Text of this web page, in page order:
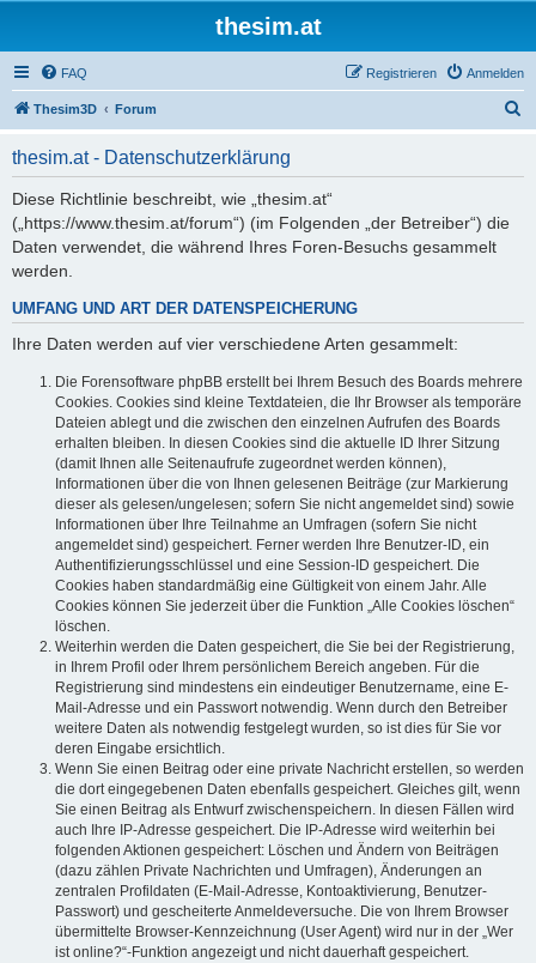
thesim.at
FAQ Anmelden
Registrieren
Thesim3D Forum
thesim.at - Datenschutzerklärung
Diese Richtlinie beschreibt, wie „thesim.at“
(„https://www.thesim.at/forum“) (im Folgenden „der Betreiber“) die
Daten verwendet, die während Ihres Foren-Besuchs gesammelt
werden.
UMFANG UND ART DER DATENSPEICHERUNG
Ihre Daten werden auf vier verschiedene Arten gesammelt:
Die Forensoftware phpBB erstellt bei Ihrem Besuch des Boards mehrere
Cookies. Cookies sind kleine Textdateien, die Ihr Browser als temporäre
Dateien ablegt und die zwischen den einzelnen Aufrufen des Boards
erhalten bleiben. In diesen Cookies sind die aktuelle ID Ihrer Sitzung
(damit Ihnen alle Seitenaufrufe zugeordnet werden können),
Informationen über die von Ihnen gelesenen Beiträge (zur Markierung
dieser als gelesen/ungelesen; sofern Sie nicht angemeldet sind) sowie
Informationen über Ihre Teilnahme an Umfragen (sofern Sie nicht
angemeldet sind) gespeichert. Ferner werden Ihre Benutzer-ID, ein
Authentifizierungsschlüssel und eine Session-ID gespeichert. Die
Cookies haben standardmäßig eine Gültigkeit von einem Jahr. Alle
Cookies können Sie jederzeit über die Funktion „Alle Cookies löschen“
löschen.
Weiterhin werden die Daten gespeichert, die Sie bei der Registrierung,
in Ihrem Profil oder Ihrem persönlichem Bereich angeben. Für die
Registrierung sind mindestens ein eindeutiger Benutzername, eine E-
Mail-Adresse und ein Passwort notwendig. Wenn durch den Betreiber
weitere Daten als notwendig festgelegt wurden, so ist dies für Sie vor
deren Eingabe ersichtlich.
Wenn Sie einen Beitrag oder eine private Nachricht erstellen, so werden
die dort eingegebenen Daten ebenfalls gespeichert. Gleiches gilt, wenn
Sie einen Beitrag als Entwurf zwischenspeichern. In diesen Fällen wird
auch Ihre IP-Adresse gespeichert. Die IP-Adresse wird weiterhin bei
folgenden Aktionen gespeichert: Löschen und Ändern von Beiträgen
(dazu zählen Private Nachrichten und Umfragen), Änderungen an
zentralen Profildaten (E-Mail-Adresse, Kontoaktivierung, Benutzer-
Passwort) und gescheiterte Anmeldeversuche. Die von Ihrem Browser
übermittelte Browser-Kennzeichnung (User Agent) wird nur in der „Wer
ist online?“-Funktion angezeigt und nicht dauerhaft gespeichert.